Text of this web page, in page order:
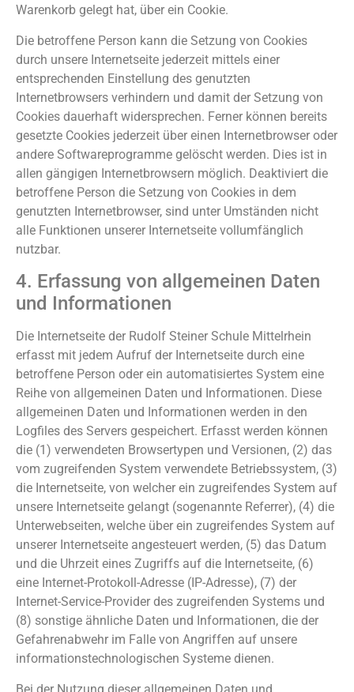
Warenkorb gelegt hat, über ein Cookie.
Die betroffene Person kann die Setzung von Cookies
durch unsere Internetseite jederzeit mittels einer
entsprechenden Einstellung des genutzten
Internetbrowsers verhindern und damit der Setzung von
Cookies dauerhaft widersprechen. Ferner können bereits
gesetzte Cookies jederzeit über einen Internetbrowser oder
andere Softwareprogramme gelöscht werden. Dies ist in
allen gängigen Internetbrowsern möglich. Deaktiviert die
betroffene Person die Setzung von Cookies in dem
genutzten Internetbrowser, sind unter Umständen nicht
alle Funktionen unserer Internetseite vollumfänglich
nutzbar.
4. Erfassung von allgemeinen Daten
und Informationen
Die Internetseite der Rudolf Steiner Schule Mittelrhein
erfasst mit jedem Aufruf der Internetseite durch eine
betroffene Person oder ein automatisiertes System eine
Reihe von allgemeinen Daten und Informationen. Diese
allgemeinen Daten und Informationen werden in den
Logfiles des Servers gespeichert. Erfasst werden können
die (1) verwendeten Browsertypen und Versionen, (2) das
vom zugreifenden System verwendete Betriebssystem, (3)
die Internetseite, von welcher ein zugreifendes System auf
unsere Internetseite gelangt (sogenannte Referrer), (4) die
Unterwebseiten, welche über ein zugreifendes System auf
unserer Internetseite angesteuert werden, (5) das Datum
und die Uhrzeit eines Zugriffs auf die Internetseite, (6)
eine Internet-Protokoll-Adresse (IP-Adresse), (7) der
Internet-Service-Provider des zugreifenden Systems und
(8) sonstige ähnliche Daten und Informationen, die der
Gefahrenabwehr im Falle von Angriffen auf unsere
informationstechnologischen Systeme dienen.
Bei der Nutzung dieser allgemeinen Daten und